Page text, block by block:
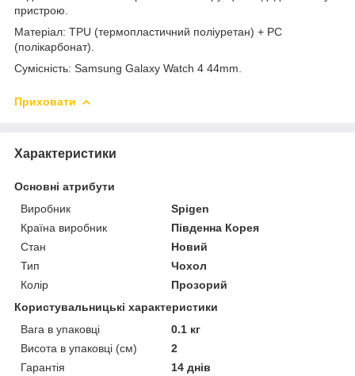
пристрою.
Матеріал: TPU (термопластичний поліуретан) + РС
(полікарбонат).
Сумісність: Samsung Galaxy Watch 4 44mm.
Приховати
Характеристики
Основні атрибути
Виробник
Spigen
Країна виробник
Південна Корея
Стан
Новий
Тип
Чохол
Колір
Прозорий
Користувальницькі характеристики
Вага в упаковці
0.1 кг
Висота в упаковці (см)
2
Гарантія
14 днів